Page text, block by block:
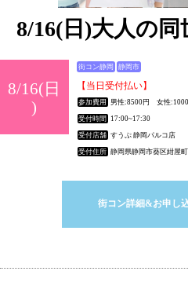
8/16(日)大人の
8/16(日
)
街コン静岡 静岡市
【当日受付払い】
参加費用 男性:8500円 女性
受付時間 17:00~17:30
受付店舗 すうぷ 静岡パルコ店
受付住所 静岡県静岡市葵区紺屋
街コン詳細&お申し